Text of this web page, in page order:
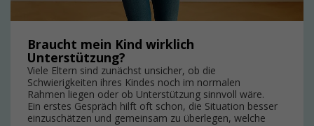
Braucht mein Kind wirklich
Unterstützung?
Viele Eltern sind zunächst unsicher, ob die
Schwierigkeiten ihres Kindes noch im normalen
Rahmen liegen oder ob Unterstützung sinnvoll wäre.
Ein erstes Gespräch hilft oft schon, die Situation besser
einzuschätzen und gemeinsam zu überlegen, welche